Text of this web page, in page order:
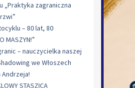
„Praktyka zagraniczna
– 80 lat, 80
MASZYN!”
– nauczycielka naszej
we Włoszech
Andrzeja!
STASZICA